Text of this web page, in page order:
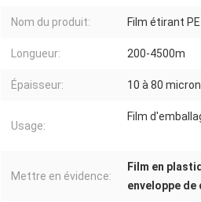
Nom du produit: Film étirant PE
Longueur: 200-4500m
Épaisseur: 10 à 80
Usage:
Film
Mettre en évidence:
Film en
enveloppe de